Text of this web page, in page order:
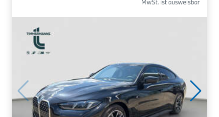
MwSt. ist ausweisbar